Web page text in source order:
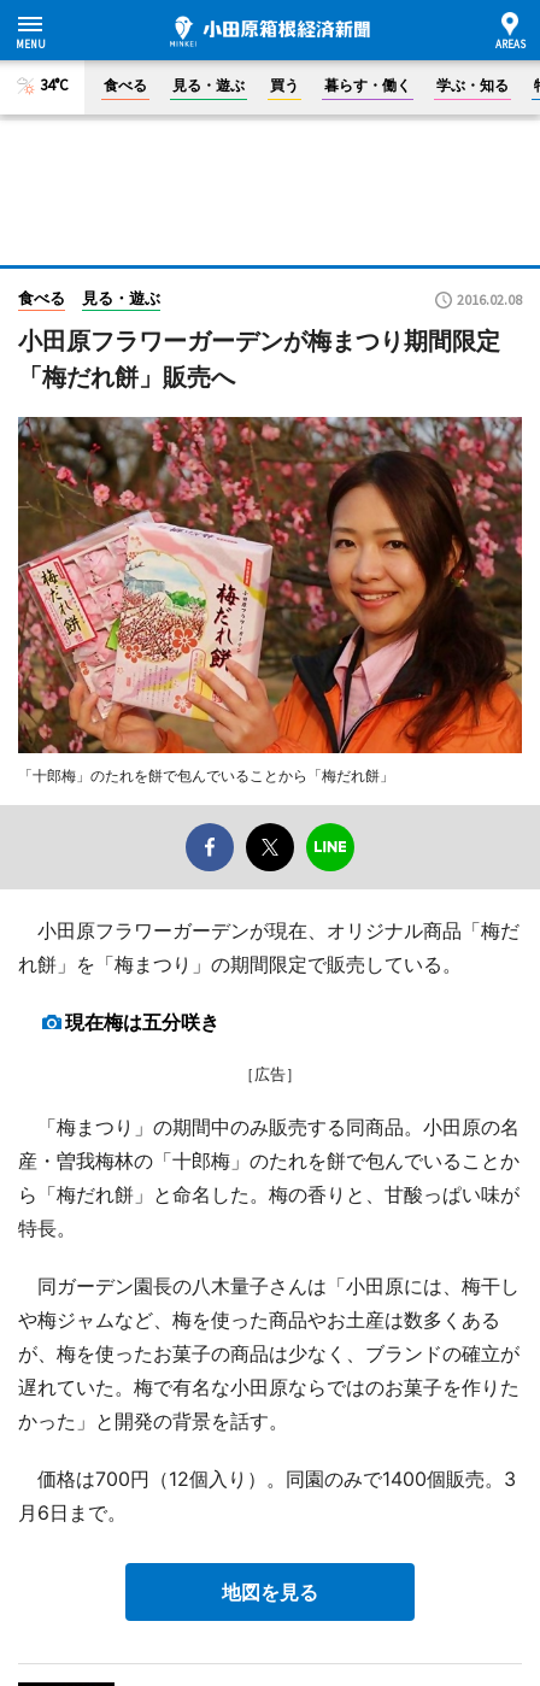
34°C 食べる 見る・遊ぶ 買う 暮らす・働く 学ぶ・知る
食べる 見る・遊ぶ 2016.02.08
小田原フラワーガーデンが梅まつり期間限定
「梅だれ餅」販売へ
「十郎梅」のたれを餅で包んでいることから「梅だれ餅」
小田原フラワーガーデンが現在、オリジナル商品「梅だ
れ餅」を「梅まつり」の期間限定で販売している。
現在梅は五分咲き
［広告］
「梅まつり」の期間中のみ販売する同商品。小田原の名
産・曽我梅林の「十郎梅」のたれを餅で包んでいることか
ら「梅だれ餅」と命名した。梅の香りと、甘酸っぱい味が
特長。
同ガーデン園長の八木量子さんは「小田原には、梅干し
や梅ジャムなど、梅を使った商品やお土産は数多くある
が、梅を使ったお菓子の商品は少なく、ブランドの確立が
遅れていた。梅で有名な小田原ならではのお菓子を作りた
かった」と開発の背景を話す。
価格は700円（12個入り）。同園のみで1400個販売。3
月6日まで。
地図を見る